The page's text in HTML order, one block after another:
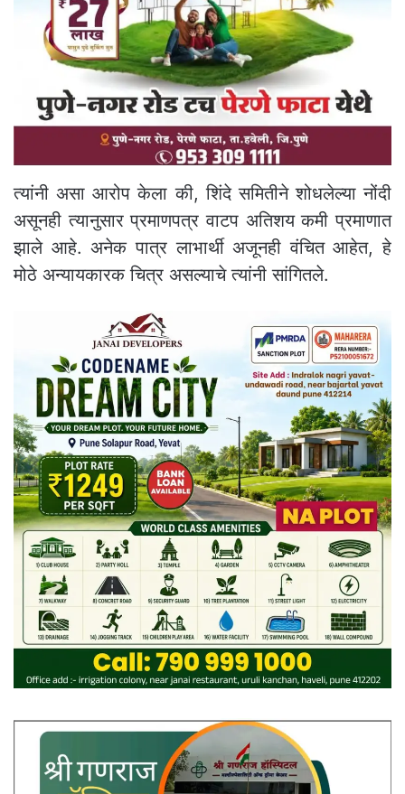
त्यांनी असा आरोप केला की, शिंदे समितीने शोधलेल्या नोंदी
असूनही त्यानुसार प्रमाणपत्र वाटप अतिशय कमी प्रमाणात
झाले आहे. अनेक पात्र लाभार्थी अजूनही वंचित आहेत, हे
मोठे अन्यायकारक चित्र असल्याचे त्यांनी सांगितले.